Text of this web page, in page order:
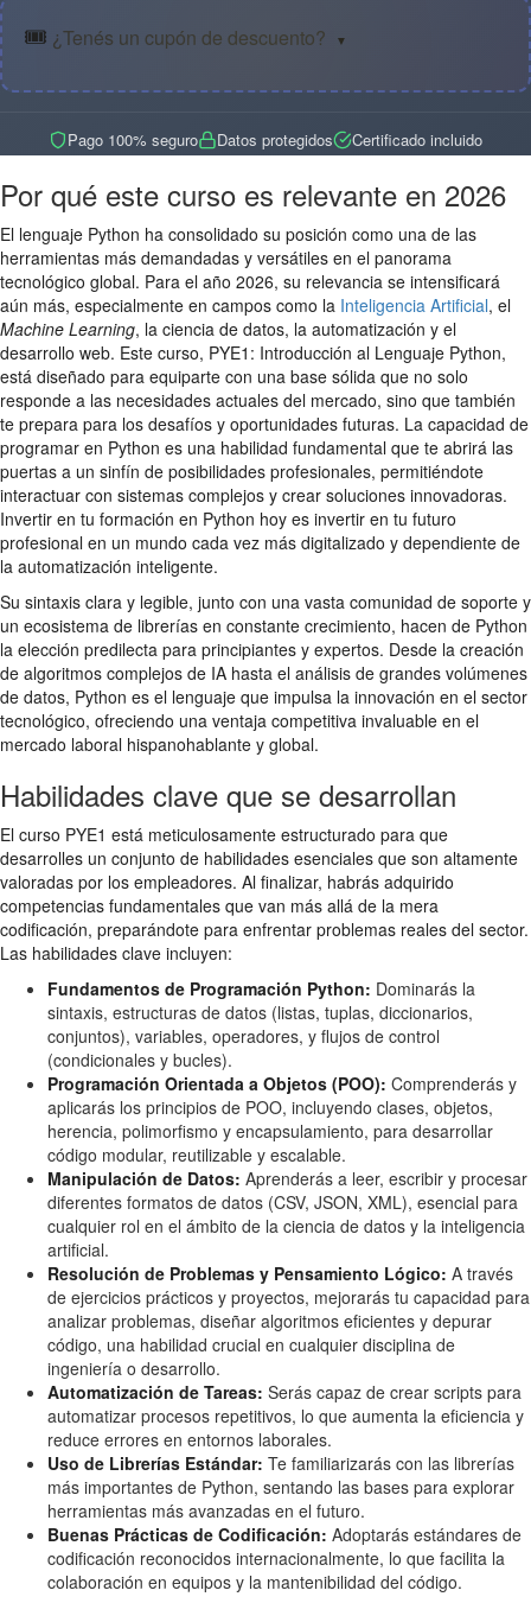
🎟️ ¿Tenés un cupón de descuento? ▼
Pago 100% seguro Datos protegidos Certificado incluido
Por qué este curso es relevante en 2026
El lenguaje Python ha consolidado su posición como una de las
herramientas más demandadas y versátiles en el panorama
tecnológico global. Para el año 2026, su relevancia se intensificará
aún más, especialmente en campos como la Inteligencia Artificial, el
Machine Learning, la ciencia de datos, la automatización y el
desarrollo web. Este curso, PYE1: Introducción al Lenguaje Python,
está diseñado para equiparte con una base sólida que no solo
responde a las necesidades actuales del mercado, sino que también
te prepara para los desafíos y oportunidades futuras. La capacidad de
programar en Python es una habilidad fundamental que te abrirá las
puertas a un sinfín de posibilidades profesionales, permitiéndote
interactuar con sistemas complejos y crear soluciones innovadoras.
Invertir en tu formación en Python hoy es invertir en tu futuro
profesional en un mundo cada vez más digitalizado y dependiente de
la automatización inteligente.
Su sintaxis clara y legible, junto con una vasta comunidad de soporte y
un ecosistema de librerías en constante crecimiento, hacen de Python
la elección predilecta para principiantes y expertos. Desde la creación
de algoritmos complejos de IA hasta el análisis de grandes volúmenes
de datos, Python es el lenguaje que impulsa la innovación en el sector
tecnológico, ofreciendo una ventaja competitiva invaluable en el
mercado laboral hispanohablante y global.
Habilidades clave que se desarrollan
El curso PYE1 está meticulosamente estructurado para que
desarrolles un conjunto de habilidades esenciales que son altamente
valoradas por los empleadores. Al finalizar, habrás adquirido
competencias fundamentales que van más allá de la mera
codificación, preparándote para enfrentar problemas reales del sector.
Las habilidades clave incluyen:
Fundamentos de Programación Python: Dominarás la
sintaxis, estructuras de datos (listas, tuplas, diccionarios,
conjuntos), variables, operadores, y flujos de control
(condicionales y bucles).
Programación Orientada a Objetos (POO): Comprenderás y
aplicarás los principios de POO, incluyendo clases, objetos,
herencia, polimorfismo y encapsulamiento, para desarrollar
código modular, reutilizable y escalable.
Manipulación de Datos: Aprenderás a leer, escribir y procesar
diferentes formatos de datos (CSV, JSON, XML), esencial para
cualquier rol en el ámbito de la ciencia de datos y la inteligencia
artificial.
Resolución de Problemas y Pensamiento Lógico: A través
de ejercicios prácticos y proyectos, mejorarás tu capacidad para
analizar problemas, diseñar algoritmos eficientes y depurar
código, una habilidad crucial en cualquier disciplina de
ingeniería o desarrollo.
Automatización de Tareas: Serás capaz de crear scripts para
automatizar procesos repetitivos, lo que aumenta la eficiencia y
reduce errores en entornos laborales.
Uso de Librerías Estándar: Te familiarizarás con las librerías
más importantes de Python, sentando las bases para explorar
herramientas más avanzadas en el futuro.
Buenas Prácticas de Codificación: Adoptarás estándares de
codificación reconocidos internacionalmente, lo que facilita la
colaboración en equipos y la mantenibilidad del código.